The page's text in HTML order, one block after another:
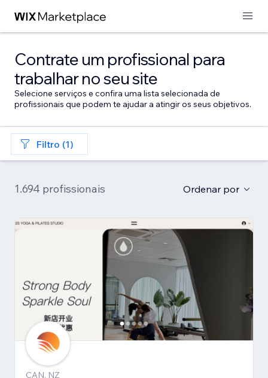
Contrate um profissional para
trabalhar no seu site
Selecione serviços e confira uma lista selecionada de
profissionais que podem te ajudar a atingir os seus objetivos.
Filtro (1)
1.694 profissionais Ordenar por
CAN, NZ